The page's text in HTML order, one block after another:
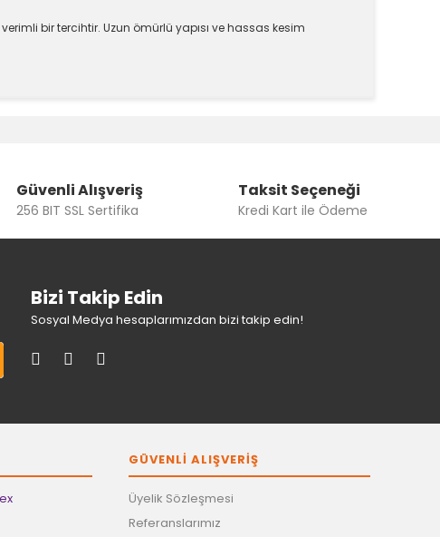
bir tercihtir. Uzun ömürlü yapısı ve hassas kesim
Güvenli Alışveriş
256 BIT SSL Sertifika
Taksit Seçeneği
Kredi Kart ile Ödeme
Bizi Takip Edin
Sosyal Medya hesaplarımızdan bizi takip edin!
GÜVENLİ ALIŞVERİŞ
Üyelik Sözleşmesi
Referanslarımız